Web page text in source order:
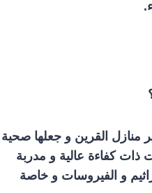
القرين و جعلها صحية
ذات كفاءة عالية و مدربة
و الفيروسات و خاصة